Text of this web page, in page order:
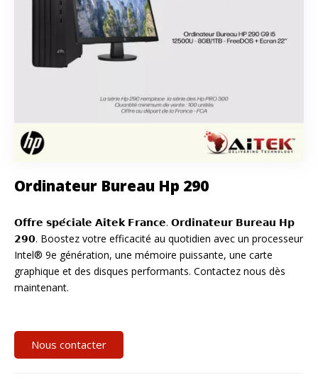
Ordinateur Bureau Hp 290
𝗢𝗳𝗳𝗿𝗲 𝘀𝗽𝗲́𝗰𝗶𝗮𝗹𝗲 𝗔𝗶𝘁𝗲𝗸 𝗙𝗿𝗮𝗻𝗰𝗲. 𝗢𝗿𝗱𝗶𝗻𝗮𝘁𝗲𝘂𝗿 𝗕𝘂𝗿𝗲𝗮𝘂 𝗛𝗽
𝟮𝟵𝟬. Boostez votre efficacité au quotidien avec un processeur
Intel® 9e génération, une mémoire puissante, une carte
graphique et des disques performants. Contactez nous dès
maintenant.
Nous contacter